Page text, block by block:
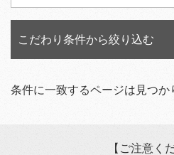
こだわり条件から絞り込む
条件に一致するページは見つか
【ご注意く